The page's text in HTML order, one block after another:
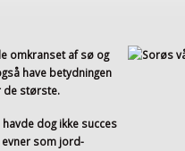
omkranset af sø og
have betydningen
de største.
havde dog ikke succes
som jord-